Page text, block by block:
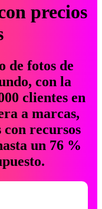
precios
de fotos de
con la
clientes en
a marcas,
recursos
un 76 %